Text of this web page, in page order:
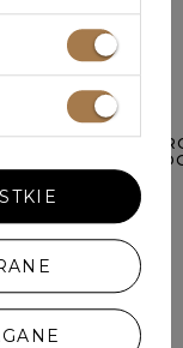
DANICA -
SUBTELNYM
329,00 ZŁ